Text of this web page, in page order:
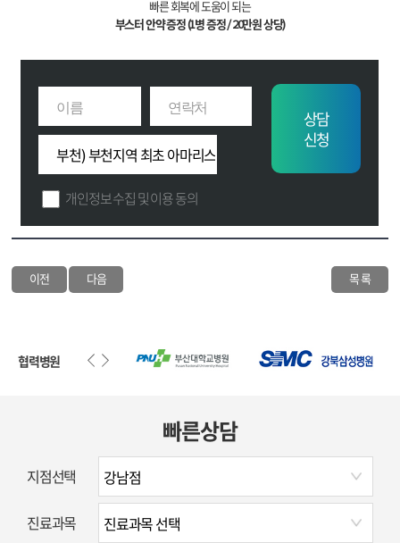
빠른 회복에 도움이 되는
부스터 안약 증정 (1병 증정 / 20만원 상당)
개인정보 수집 및 이용 동의
상담
신청
이전 다음 목 록
협력병원
빠른상담
지점선택
진료과목